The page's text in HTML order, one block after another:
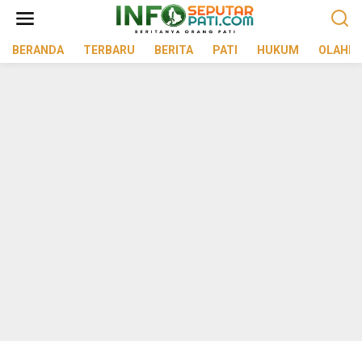
BERANDA
TERBARU BERITA PATI HUKUM